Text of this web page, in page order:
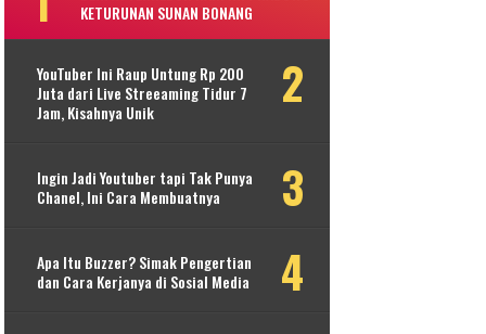
KETURUNAN SUNAN BONANG
YouTuber Ini Raup Untung Rp 200
Juta dari Live Streeaming Tidur 7
Jam, Kisahnya Unik
Ingin Jadi Youtuber tapi Tak Punya
Chanel, Ini Cara Membuatnya
Apa Itu Buzzer? Simak Pengertian
dan Cara Kerjanya di Sosial Media